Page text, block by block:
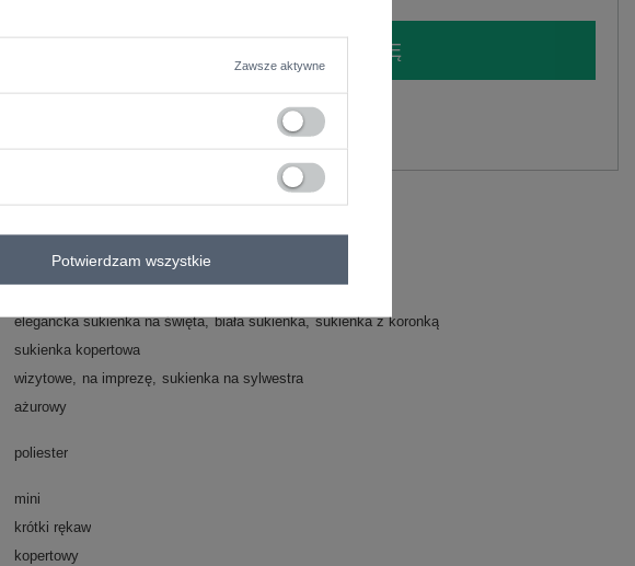
ZALOGUJ SIĘ I ZOBACZ CENĘ
LK-SK-508643.38X
elegancka sukienka na święta biała sukienka sukienka z koronką
sukienka kopertowa
wizytowe na imprezę sukienka na sylwestra
ażurowy
poliester
mini
krótki rękaw
kopertowy
Zawsze aktywne
Potwierdzam wszystkie